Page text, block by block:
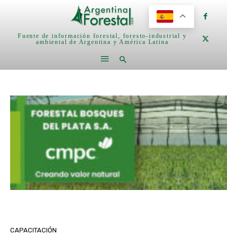
Fuente de información forestal, foresto-industrial y
ambiental de Argentina y América Latina
CAPACITACIÓN